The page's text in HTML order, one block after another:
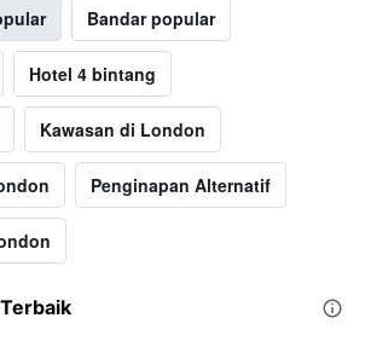
Bandar popular
Hotel 4 bintang
Kawasan di London
Penginapan Alternatif